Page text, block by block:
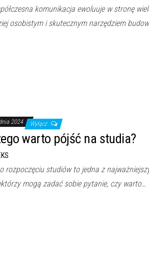
komunikacja ewoluuje w stronę
osobistym i skutecznym narzędziem
2024 Wyłącz
warto pójść na studia?
rozpoczęciu studiów to jedna z
mogą zadać sobie pytanie, czy warto…